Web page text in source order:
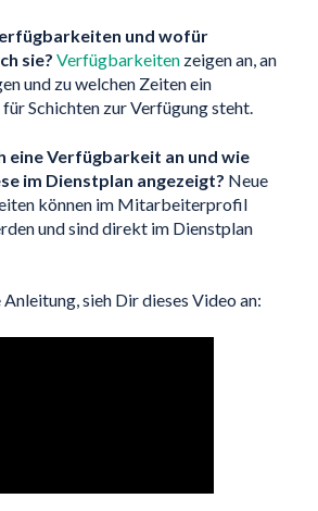
und wofür
sie? Verfügbarkeiten zeigen an, an
und zu welchen Zeiten ein
Schichten zur Verfügung steht.
eine Verfügbarkeit an und wie
im Dienstplan angezeigt? Neue
können im Mitarbeiterprofil
und sind direkt im Dienstplan
sieh Dir dieses Video an: